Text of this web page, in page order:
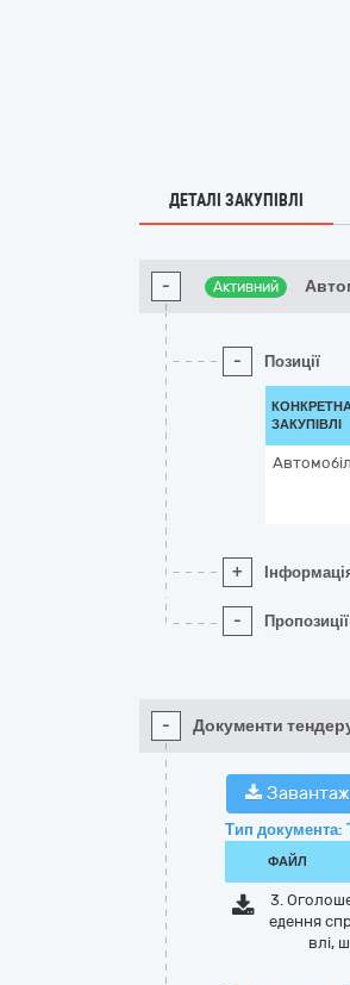
ДЕТАЛІ ЗАКУПІВЛІ
- Активний
- Позиції
ЗАКУПІВЛІ
+
- Пропозиції
- Документи
Тип документа:
ФАЙЛ
3.
едення
влі,